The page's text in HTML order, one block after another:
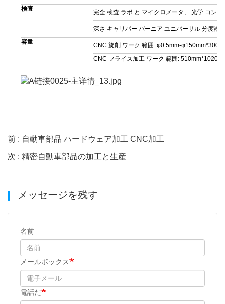
検査
完全 検査 ラボ と マイクロメータ、 光学 コン
深さ キャリパー バーニア ユニバーサル 分度器
容量
CNC 旋削 ワーク 範囲: φ0.5mm-
CNC フライス加工 ワーク 範囲:
前 : 自動車部品 ハードウェア加工 CNC加工
次 : 精密自動車部品の加工と生産
メッセージを残す
名前
メールボックス
電話だ